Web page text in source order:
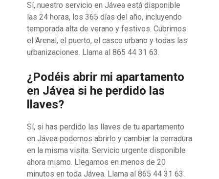
Sí, nuestro servicio en Jávea está disponible
las 24 horas, los 365 días del año, incluyendo
temporada alta de verano y festivos. Cubrimos
el Arenal, el puerto, el casco urbano y todas las
urbanizaciones. Llama al 865 44 31 63.
¿Podéis abrir mi apartamento
en Jávea si he perdido las
llaves?
Sí, si has perdido las llaves de tu apartamento
en Jávea podemos abrirlo y cambiar la cerradura
en la misma visita. Servicio urgente disponible
ahora mismo. Llegamos en menos de 20
minutos en toda Jávea. Llama al 865 44 31 63.